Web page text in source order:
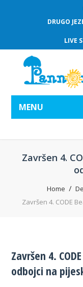
DRUGO
LIVE
MENU
Završen 4.
Home
Završen 4. CODE
Završen 4.
odbojci na